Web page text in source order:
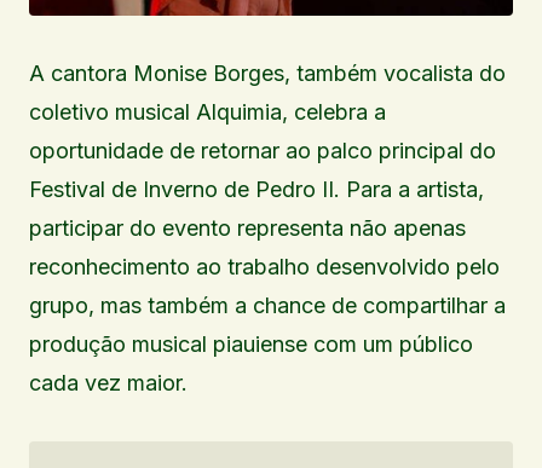
A cantora Monise Borges, também vocalista do
coletivo musical Alquimia, celebra a
oportunidade de retornar ao palco principal do
Festival de Inverno de Pedro II. Para a artista,
participar do evento representa não apenas
reconhecimento ao trabalho desenvolvido pelo
grupo, mas também a chance de compartilhar a
produção musical piauiense com um público
cada vez maior.